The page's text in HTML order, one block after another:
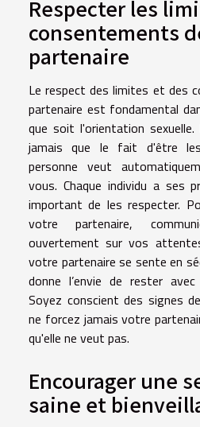
Respecter les
consentements
partenaire
Le respect des limites et des
partenaire est fondamental
que soit l'orientation
jamais que le fait d'être
personne veut
vous. Chaque individu a ses
important de les respecter.
votre partenaire,
ouvertement sur vos
votre partenaire se sente en
donne l’envie de rester
Soyez conscient des signes
ne forcez jamais votre
qu'elle ne veut pas.
Encourager une
saine et